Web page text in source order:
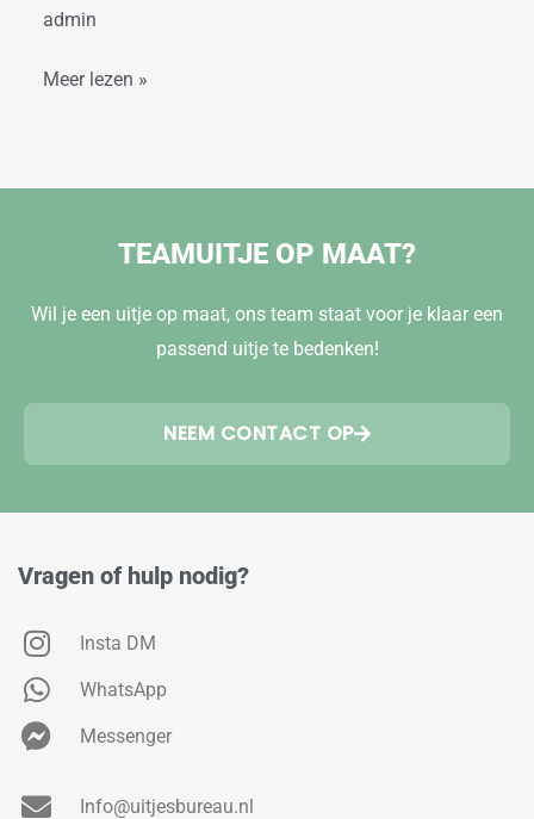
admin
Meer lezen »
TEAMUITJE OP MAAT?
Wil je een uitje op maat, ons team staat voor je klaar een
passend uitje te bedenken!
NEEM CONTACT OP
Vragen of hulp nodig?
Insta DM
WhatsApp
Messenger
Info@uitjesbureau.nl